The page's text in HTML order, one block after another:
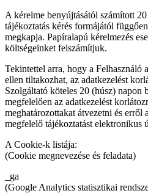
A kérelme benyújtásától számított
tájékoztatás kérés formájától
megkapja. Papíralapú kérelmezés
költségeinket felszámítjuk.
Tekintettel arra, hogy a Felhasználó
ellen tiltakozhat, az adatkezelést
Szolgáltató köteles 20 (húsz) napon
megfelelően az adatkezelést
meghatározottakat átvezetni és erről
megfelelő tájékoztatást elektronikus
A Cookie-k listája:
(Cookie megnevezése és feladata)
_ga
(Google Analytics statisztikai